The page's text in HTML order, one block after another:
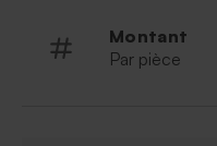
Montant
Par pièce